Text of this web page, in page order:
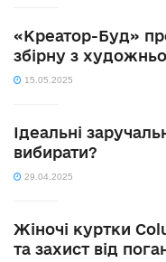
«Креатор-Буд»
збірну з
15.05.2025
Ідеальні
вибирати?
29.04.2025
Жіночі куртки
та захист від